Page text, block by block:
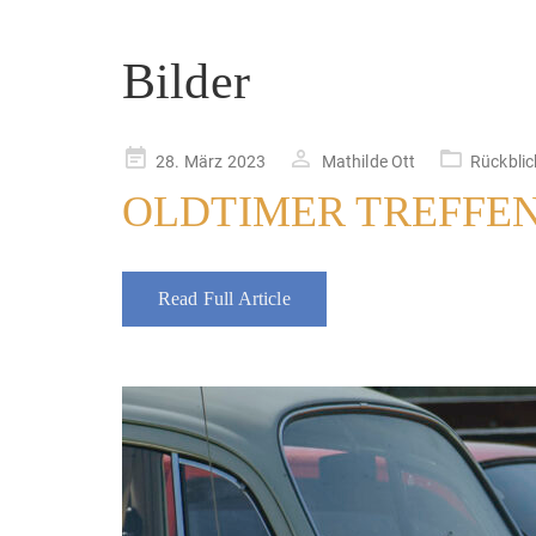
Bilder
Posted28. März 2023 Mathilde Ott
OLDTIMER
Read Full Article